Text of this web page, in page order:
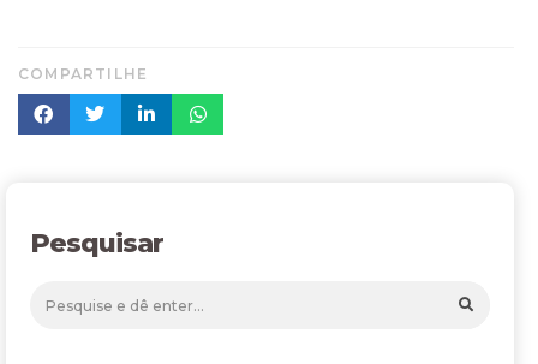
COMPARTILHE
Pesquisar